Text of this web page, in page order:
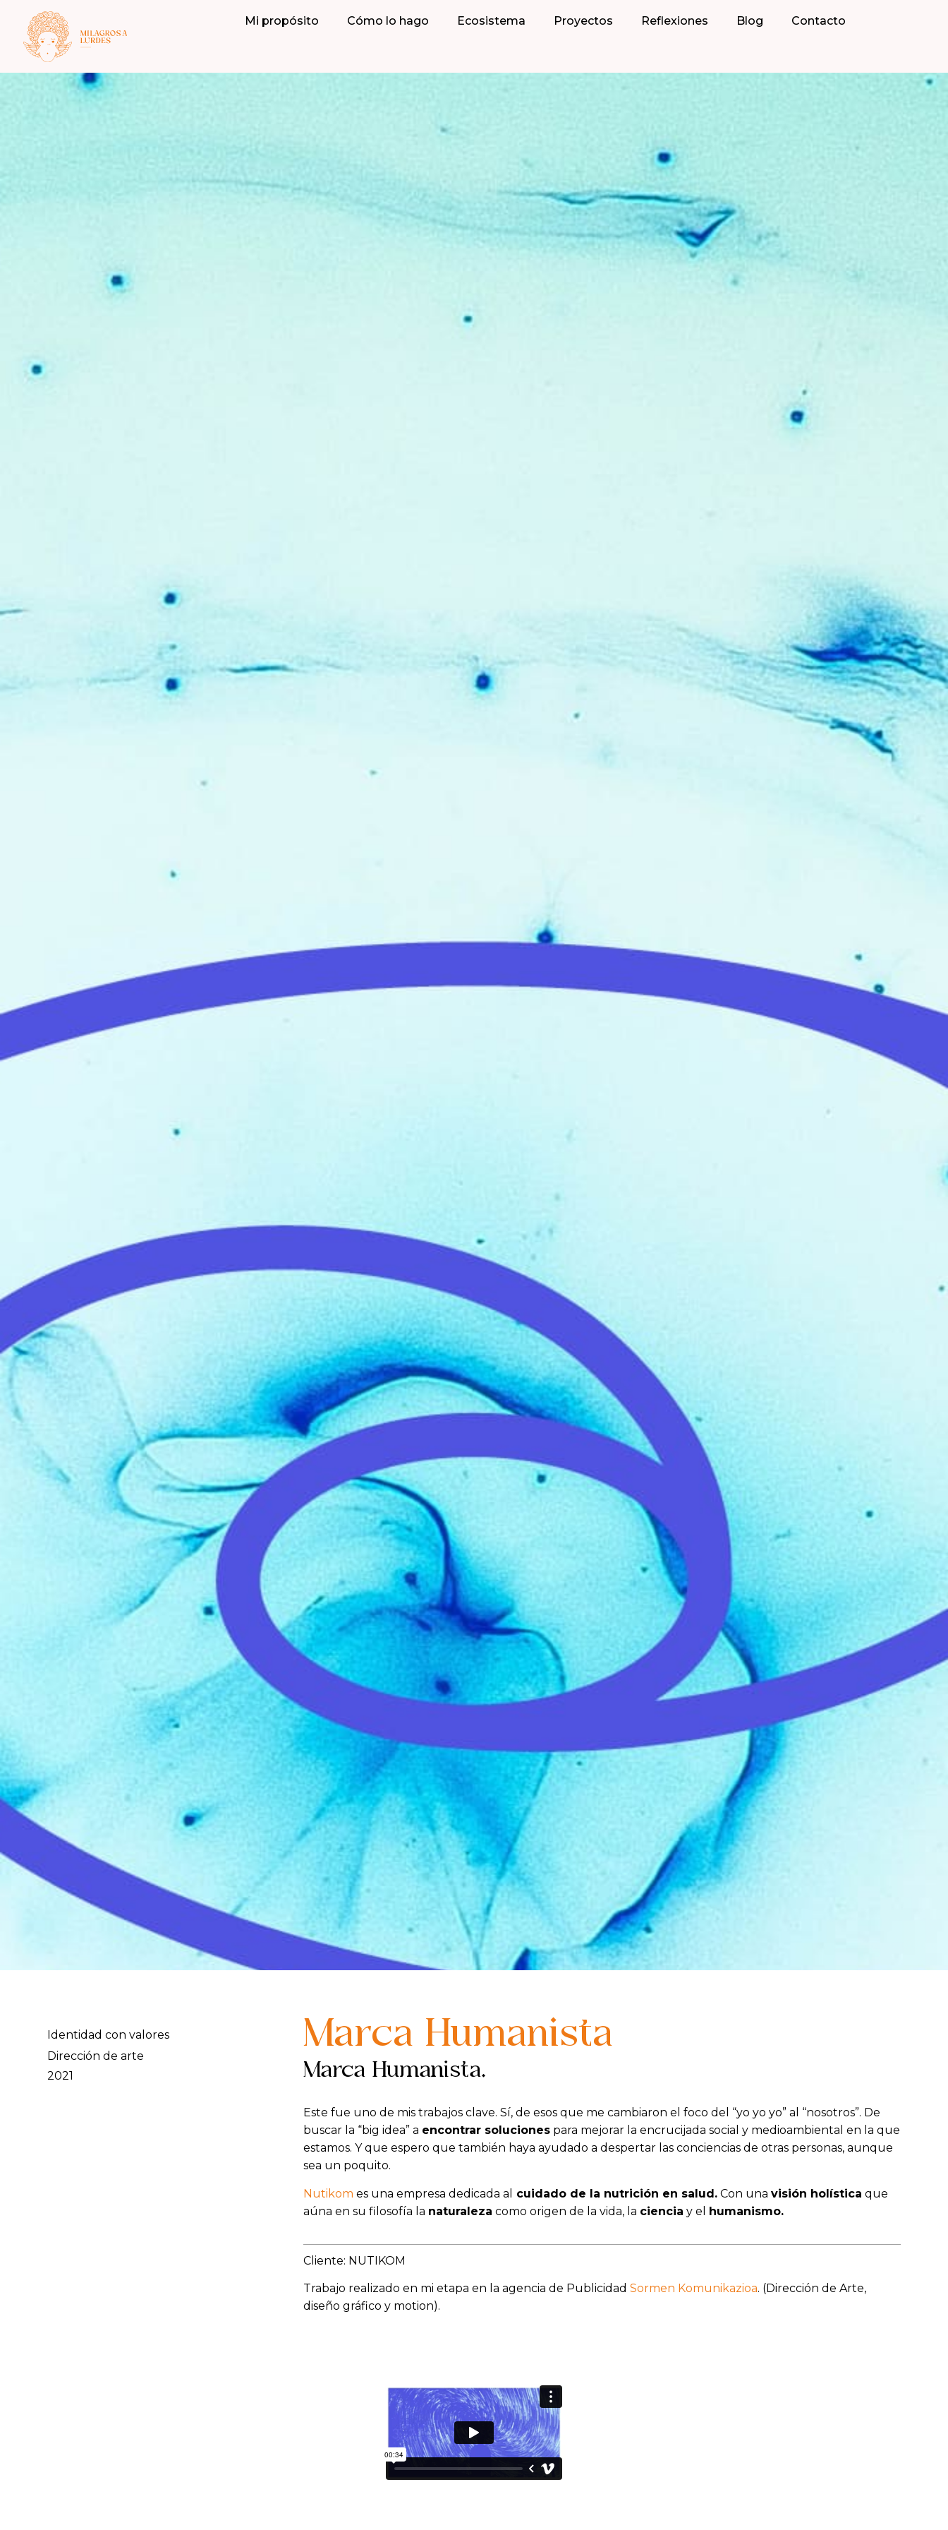
Mi propósito Cómo lo hago Ecosistema Proyectos Reflexiones Blog Contacto
Identidad con valores
Dirección de arte
2021
Marca Humanista
Marca Humanista.
Este fue uno de mis trabajos clave. Sí, de esos que me cambiaron el foco del “yo yo yo” al “nosotros”. De
buscar la “big idea” a encontrar soluciones para mejorar la encrucijada social y medioambiental en la que
estamos. Y que espero que también haya ayudado a despertar las conciencias de otras personas, aunque
sea un poquito.
Nutikom es una empresa dedicada al cuidado de la nutrición en salud. Con unavisión holística que
aúna en su filosofía la naturaleza como origen de la vida, la ciencia y el humanismo.
Cliente: NUTIKOM
Trabajo realizado en mi etapa en la agencia de PublicidadSormen Komunikazioa. (Dirección de Arte,
diseño gráfico y motion).